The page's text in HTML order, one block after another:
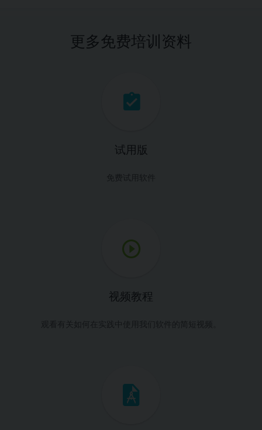
更多免费培训资料
试用版
免费试用软件
视频教程
观看有关如何在实践中使用我们软件的简短视频。